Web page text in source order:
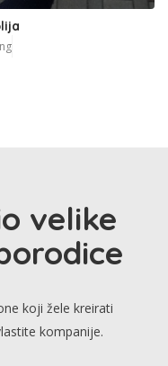
velike
koji žele kreirati
kompanije.